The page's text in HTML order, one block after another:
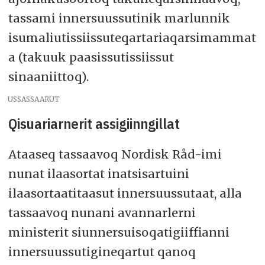
Nunaata, taamatullu Finlandip Ålandillu
akornanni inatsisitigut sinaakkutit
tassami innersuussutinik marlunnik
isumaliutissiissuteqartariaqarsimammat
a (takuuk paasissutissiissut
sinaaniittoq).
USSASSAARUT
Qisuariarnerit assigiinngillat
Ataaseq tassaavoq Nordisk Råd-imi
nunat ilaasortat inatsisartuini
ilaasortaatitaasut innersuussutaat, alla
tassaavoq nunani avannarlerni
ministerit siunnersuisoqatigiiffianni
innersuussutigineqartut qanoq